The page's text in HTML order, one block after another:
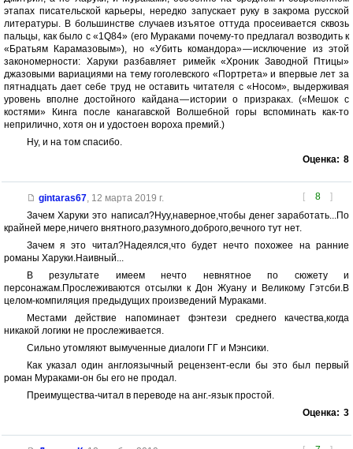
этапах писательской карьеры, нередко запускает руку в закрома русской
литературы. В большинстве случаев изъятое оттуда просеивается сквозь
пальцы, как было с «1Q84» (его Мураками почему-то предлагал возводить к
«Братьям Карамазовым»), но «Убить командора» — исключение из этой
закономерности: Харуки разбавляет римейк «Хроник Заводной Птицы»
джазовыми вариациями на тему гоголевского «Портрета» и впервые лет за
пятнадцать дает себе труд не оставить читателя с «Носом», выдерживая
уровень вполне достойного кайдана — истории о призраках. («Мешок с
костями» Кинга после канагавской Волшебной горы вспоминать как-то
неприлично, хотя он и удостоен вороха премий.)
Ну, и на том спасибо.
Оценка: 8
[ 8 ]
gintaras67, 12 марта 2019 г.
Зачем Харуки это написал?Нуу,наверное,чтобы денег заработать...По
крайней мере,ничего внятного,разумного,доброго,вечного тут нет.
Зачем я это читал?Надеялся,что будет нечто похожее на ранние
романы Харуки.Наивный...
В результате имеем нечто невнятное по сюжету и
персонажам.Прослеживаются отсылки к Дон Жуану и Великому Гэтсби.В
целом-компиляция предыдущих произведений Мураками.
Местами действие напоминает фэнтези среднего качества,когда
никакой логики не прослеживается.
Сильно утомляют вымученные диалоги ГГ и Мэнсики.
Как указал один англоязычный рецензент-если бы это был первый
роман Мураками-он бы его не продал.
Преимущества-читал в переводе на анг.-язык простой.
Оценка: 3